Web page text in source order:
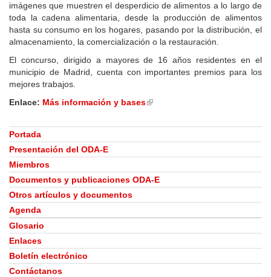
imágenes que muestren el desperdicio de alimentos a lo largo de
toda la cadena alimentaria, desde la producción de alimentos
hasta su consumo en los hogares, pasando por la distribución, el
almacenamiento, la comercialización o la restauración.
El concurso, dirigido a mayores de 16 años residentes en el
municipio de Madrid, cuenta con importantes premios para los
mejores trabajos.
Enlace: Más información y bases(link
external)
Portada
Presentación del ODA-E
Miembros
Documentos y publicaciones ODA-E
Otros artículos y documentos
Agenda
Glosario
Enlaces
Boletín electrónico
Contáctanos